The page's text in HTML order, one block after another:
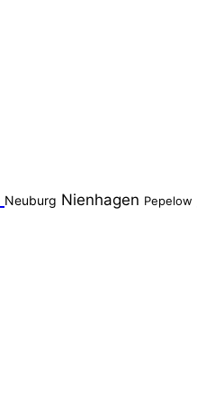
Neuburg Nienhagen Pepelow